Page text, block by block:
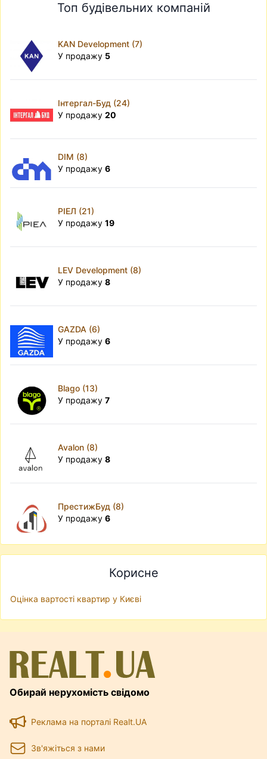
Топ будівельних компаній
KAN Development (7)
У продажу 5
Інтергал-Буд (24)
У продажу 20
DIM (8)
У продажу 6
РІЕЛ (21)
У продажу 19
LEV Development (8)
У продажу 8
GAZDA (6)
У продажу 6
Blago (13)
У продажу 7
Avalon (8)
У продажу 8
ПрестижБуд (8)
У продажу 6
Корисне
Оцінка вартості квартир у Києві
Обирай нерухомість свідомо
Реклама на порталі Realt.UA
Зв'яжіться з нами